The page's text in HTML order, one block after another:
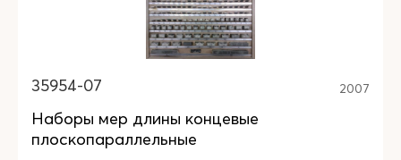
35954-07 2007
Наборы мер длины концевые
плоскопараллельные